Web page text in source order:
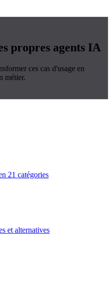
propres agents IA
ces cas d'usage en
métier.
21 catégories
et alternatives